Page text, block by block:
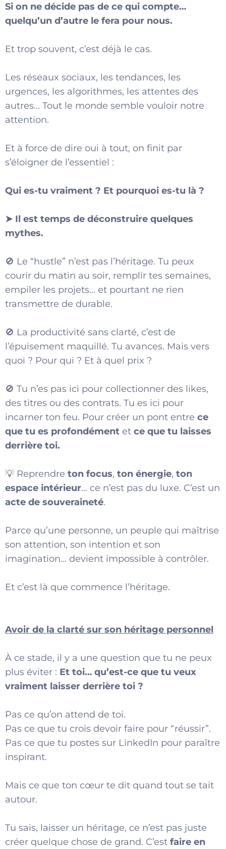
Si on ne décide pas de ce qui compte…
quelqu’un d’autre le fera pour nous.
Et trop souvent, c’est déjà le cas.
Les réseaux sociaux, les tendances, les
urgences, les algorithmes, les attentes des
autres... Tout le monde semble vouloir notre
attention.
Et à force de dire oui à tout, on finit par
s’éloigner de l’essentiel :
Qui es-tu vraiment ? Et pourquoi es-tu là ?
➤ Il est temps de déconstruire quelques
mythes.
🚫 Le “hustle” n’est pas l’héritage. Tu peux
courir du matin au soir, remplir tes semaines,
empiler les projets… et pourtant ne rien
transmettre de durable.
🚫 La productivité sans clarté, c’est de
l’épuisement maquillé. Tu avances. Mais vers
quoi ? Pour qui ? Et à quel prix ?
🚫 Tu n’es pas ici pour collectionner des likes,
des titres ou des contrats. Tu es ici pour
incarner ton feu. Pour créer un pont entre ce
que tu es profondément et ce que tu laisses
derrière toi.
💡 Reprendre ton focus, ton énergie, ton
espace intérieur… ce n’est pas du luxe. C’est un
acte de souveraineté.
Parce qu’une personne, un peuple qui maîtrise
son attention, son intention et son
imagination… devient impossible à contrôler.
Et c’est là que commence l’héritage.
Avoir de la clarté sur son héritage personnel
À ce stade, il y a une question que tu ne peux
plus éviter : Et toi… qu’est-ce que tu veux
vraiment laisser derrière toi ?
Pas ce qu’on attend de toi.
Pas ce que tu crois devoir faire pour “réussir”.
Pas ce que tu postes sur LinkedIn pour paraître
inspirant.
Mais ce que ton cœur te dit quand tout se tait
autour.
Tu sais, laisser un héritage, ce n’est pas juste
créer quelque chose de grand. C’est faire en